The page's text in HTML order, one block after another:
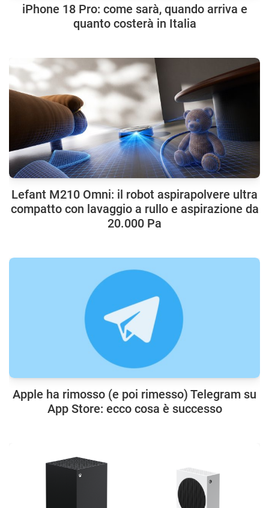
iPhone 18 Pro: come sarà, quando arriva e
quanto costerà in Italia
Lefant M210 Omni: il robot aspirapolvere ultra
compatto con lavaggio a rullo e aspirazione da
20.000 Pa
Apple ha rimosso (e poi rimesso) Telegram su
App Store: ecco cosa è successo